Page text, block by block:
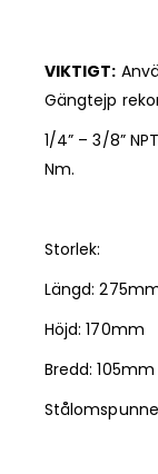
VIKTIGT:
Gängtejp
1/4” – 3/8”
Nm.
Storlek:
Längd:
Höjd: 170mm
Bredd: 105mm